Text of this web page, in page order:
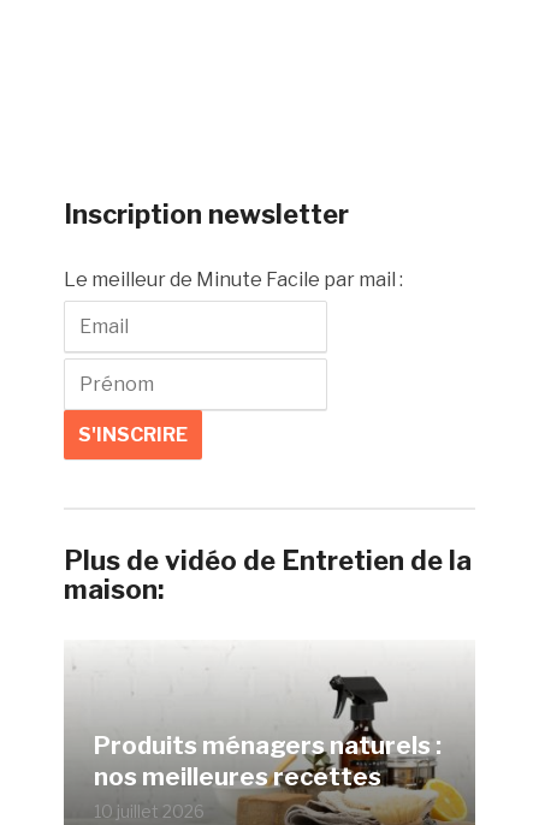
Inscription newsletter
Le meilleur de Minute Facile par mail :
Plus de vidéo de Entretien de la
maison:
Produits ménagers naturels :
nos meilleures recettes
10 juillet 2026